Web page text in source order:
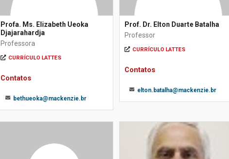
Profa. Ms. Elizabeth Ueoka
Djajarahardja
Professora
CURRÍCULO LATTES
Contatos
bethueoka@mackenzie.br
Prof. Dr. Elton Duarte Batalha
Professor
CURRÍCULO LATTES
Contatos
elton.batalha@mackenzie.br